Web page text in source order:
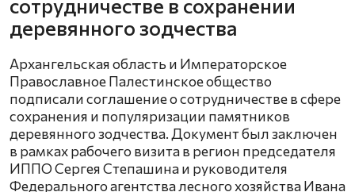
сотрудничестве в сохранении
деревянного зодчества
Архангельская область и Императорское
Православное Палестинское общество
подписали соглашение о сотрудничестве в сфере
сохранения и популяризации памятников
деревянного зодчества. Документ был заключен
в рамках рабочего визита в регион председателя
ИППО Сергея Степашина и руководителя
Федерального агентства лесного хозяйства Ивана